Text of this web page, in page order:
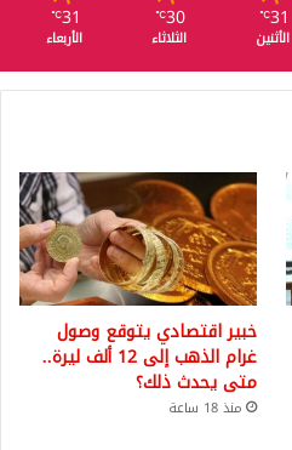
31
℃
الأثنين
30
℃
الثلاثاء
31
℃
الأربعاء
خبير اقتصادي يتوقع وصول
غرام الذهب إلى 12 ألف ليرة..
متى يحدث ذلك؟
منذ 18 ساعة